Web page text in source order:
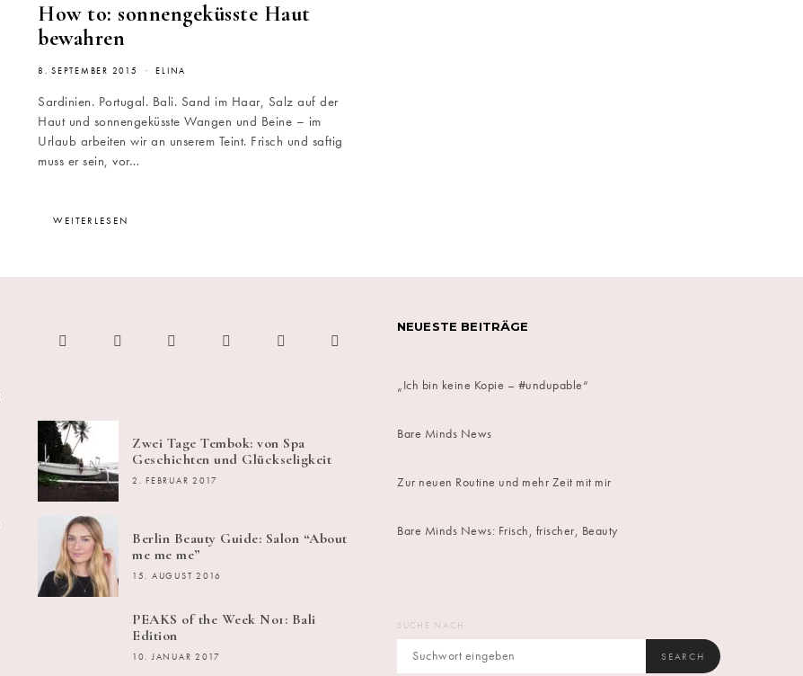
How to: sonnengeküsste Haut
bewahren
8. SEPTEMBER 2015 ELINA
Sardinien. Portugal. Bali. Sand im Haar, Salz auf der
Haut und sonnengeküsste Wangen und Beine – im
Urlaub arbeiten wir an unserem Teint. Frisch und saftig
muss er sein, vor…
WEITERLESEN
Zwei Tage Tembok: von Spa
Geschichten und Glückseligkeit
2. FEBRUAR 2017
Berlin Beauty Guide: Salon “About
me me me”
15. AUGUST 2016
PEAKS of the Week No1: Bali
Edition
10. JANUAR 2017
NEUESTE BEITRÄGE
„Ich bin keine Kopie – #undupable“
Bare Minds News
Zur neuen Routine und mehr Zeit mit mir
Bare Minds News: Frisch, frischer, Beauty
SUCHE NACH:
SEARCH